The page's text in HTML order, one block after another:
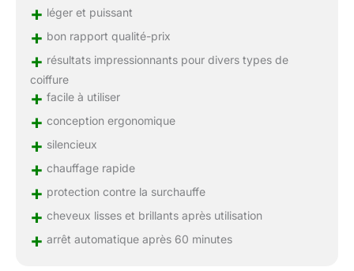
+ léger et puissant
+ bon rapport qualité-prix
+ résultats impressionnants pour divers types de
coiffure
+ facile à utiliser
+ conception ergonomique
+ silencieux
+ chauffage rapide
+ protection contre la surchauffe
+ cheveux lisses et brillants après utilisation
+ arrêt automatique après 60 minutes